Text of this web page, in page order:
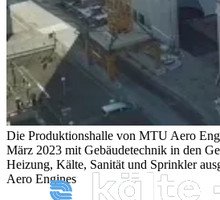
Die Produktionshalle von MTU Aero
März 2023 mit Gebäudetechnik in den
Heizung, Kälte, Sanität und Sprinkler
Aero Engines